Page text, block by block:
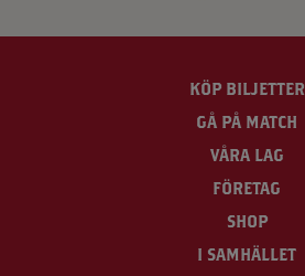
KÖP BILJETTER
GÅ PÅ MATCH
VÅRA LAG
FÖRETAG
SHOP
I SAMHÄLLET